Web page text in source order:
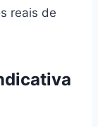
reais de